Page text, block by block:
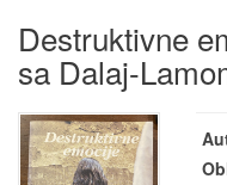
Destruktivne
sa Dalaj-